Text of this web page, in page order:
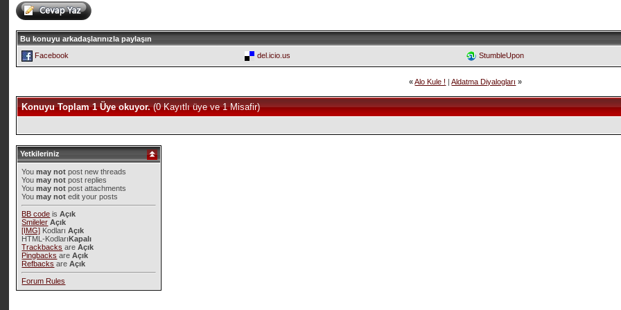
Bu konuyu arkadaşlarınızla paylaşın
Facebook
del.icio.us StumbleUpon
« Alo Kule ! |Aldatma Diyalogları »
Konuyu Toplam 1 Üye okuyor.(0 Kayıtlı üye ve 1 Misafir)
Yetkileriniz
Youmay not post new threads
Youmay not post replies
Youmay not post attachments
Youmay not edit your posts
BB code isAçık
Smileler Açık
[IMG] KodlarıAçık
HTML-KodlarıKapalı
Trackbacks areAçık
Pingbacks areAçık
Refbacks areAçık
Forum Rules